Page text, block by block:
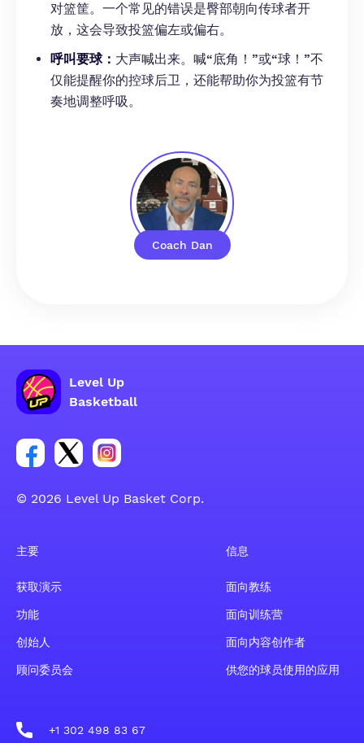
Coach Dan
对篮筐。一个常见的错误是臀部朝向传球者开
放，这会导致投篮偏左或偏右。
呼叫要球： 大声喊出来。喊“底角！”或“球！”不
仅能提醒你的控球后卫，还能帮助你为投篮有节
奏地调整呼吸。
Level Up
Basketball
Facebook 账户社交群组链接
Tweeter 账户社交群组链接
Instagram 账户社交群组链接
© 2026 Level Up Basket Corp.
主要
获取演示
功能
创始人
顾问委员会
信息
面向教练
面向训练营
面向内容创作者
供您的球员使用的应用
+1 302 498 83 67